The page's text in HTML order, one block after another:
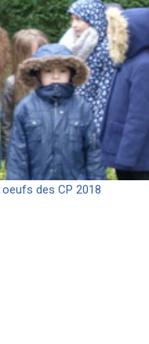
des CP 2018